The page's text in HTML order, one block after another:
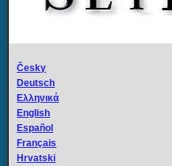
Česky
Deutsch
Ελληνικά
English
Español
Français
Hrvatski